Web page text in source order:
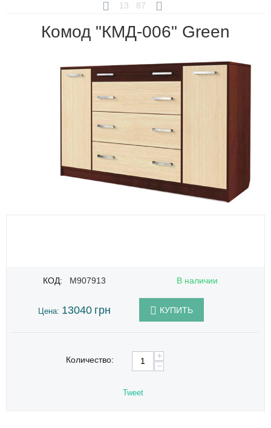
13
87
Комод "КМД-006" Green
КОД: M907913 В наличии
Цена: 13040 грн КУПИТЬ
Количество:
+
−
Tweet